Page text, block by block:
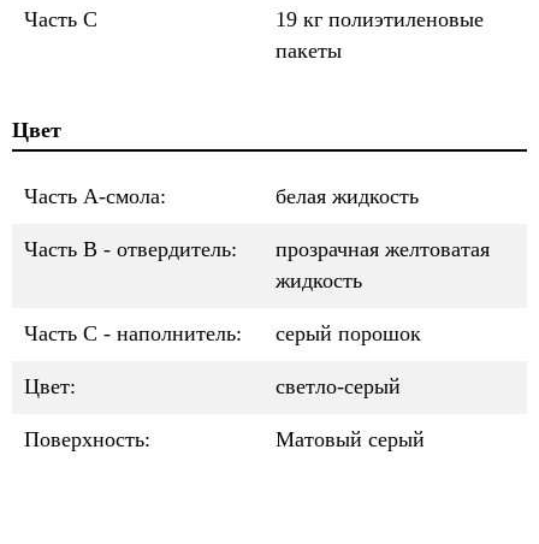
Часть C
19 кг полиэтиленовые
пакеты
Цвет
Часть A-смола: белая жидкость
Часть B - отвердитель:
прозрачная желтоватая
жидкость
Часть C - наполнитель: серый порошок
Цвет: светло-серый
Поверхность: Матовый серый